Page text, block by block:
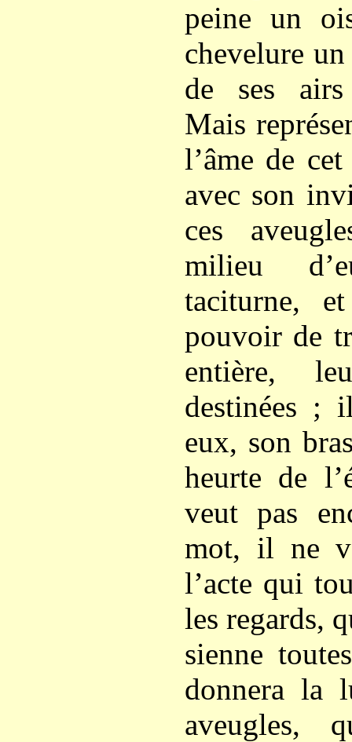
peine un
chevelure
de ses airs
Mais
l’âme de
avec son
ces
milieu
taciturne,
pouvoir de
entière,
destinées ;
eux, son
heurte de
veut pas
mot, il ne
l’acte qui
les regards,
sienne
donnera la
aveugles,